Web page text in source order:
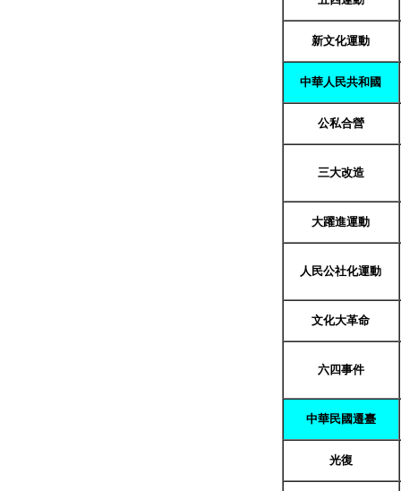
新文化運動
中華人民共和國
公私合營
三大改造
大躍進運動
人民公社化運動
文化大革命
六四事件
中華民國遷臺
光復